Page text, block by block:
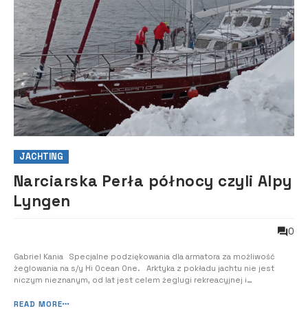
JACHTING
Narciarska Perła północy czyli Alpy
Lyngen
0
Gabriel Kania Specjalne podziękowania dla armatora za możliwość
żeglowania na s/y Hi Ocean One. Arktyka z pokładu jachtu nie jest
niczym nieznanym, od lat jest celem żeglugi rekreacyjnej i
warunkach, ale wszystko ma swoje granice. Czy ma sens pchać się w
READ MORE